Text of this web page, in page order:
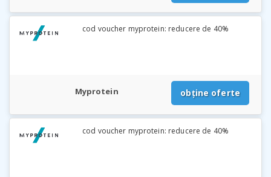
cod voucher myprotein: reducere de 40%
Myprotein obține oferte
cod voucher myprotein: reducere de 40%